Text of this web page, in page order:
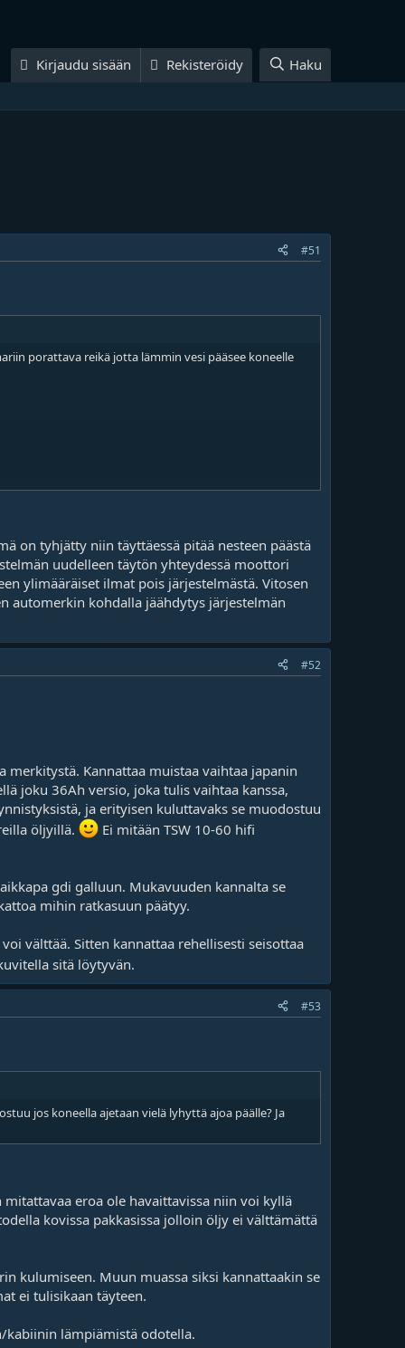
Kirjaudu sisään Rekisteröidy Haku
#51
porattava reikä jotta lämmin vesi pääsee koneelle
sulkee termarin pikkureiän joko toiselt tai toiselt
Vaan kärsiikö se termari sitä...
täysi "murentuminen". Eli termari vuosi koko ajan
on tyhjätty niin täyttäessä pitää nesteen päästä
uudelleen täytön yhteydessä moottori
ylimääräiset ilmat pois järjestelmästä. Vitosen
automerkin kohdalla jäähdytys järjestelmän
#52
merkitystä. Kannattaa muistaa vaihtaa japanin
joku 36Ah versio, joka tulis vaihtaa kanssa,
ja erityisen kuluttavaks se muodostuu
öljyillä.
Ei mitään TSW 10-60 hifi
gdi galluun. Mukavuuden kannalta se
mihin ratkasuun päätyy.
välttää. Sitten kannattaa rehellisesti seisottaa
sitä löytyvän.
#53
jos koneella ajetaan vielä lyhyttä ajoa päälle? Ja
eroa ole havaittavissa niin voi kyllä
kovissa pakkasissa jolloin öljy ei välttämättä
kulumiseen. Muun muassa siksi kannattaakin se
ei tulisikaan täyteen.
kabiinin lämpiämistä odotella.